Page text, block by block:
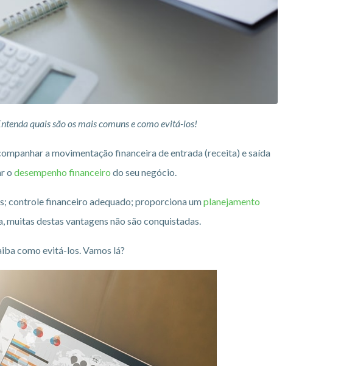
quais são os mais comuns e como evitá-los!
a movimentação financeira de entrada (receita) e saída
o desempenho financeiro do seu negócio.
controle financeiro adequado; proporciona umplanejamento
muitas destas vantagens não são conquistadas.
como evitá-los. Vamos lá?